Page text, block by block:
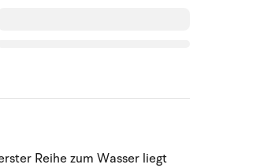
Reihe zum Wasser liegt
August 2026